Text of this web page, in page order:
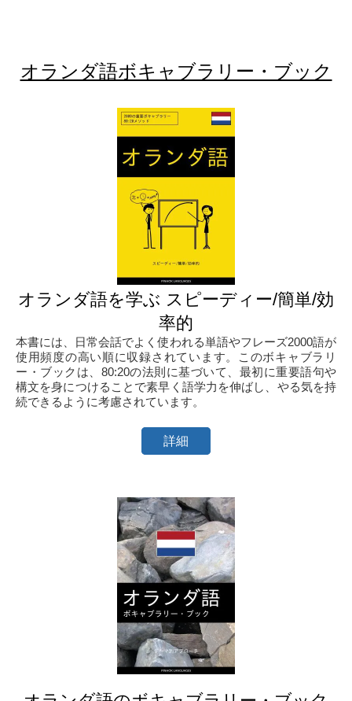
オランダ語ボキャブラリー・ブック
オランダ語を学ぶ スピーディー/簡単/効
率的
本書には、日常会話でよく使われる単語やフレーズ2000語が
使用頻度の高い順に収録されています。このボキャブラリ
ー・ブックは、80:20の法則に基づいて、最初に重要語句や
構文を身につけることで素早く語学力を伸ばし、やる気を持
続できるように考慮されています。
詳細